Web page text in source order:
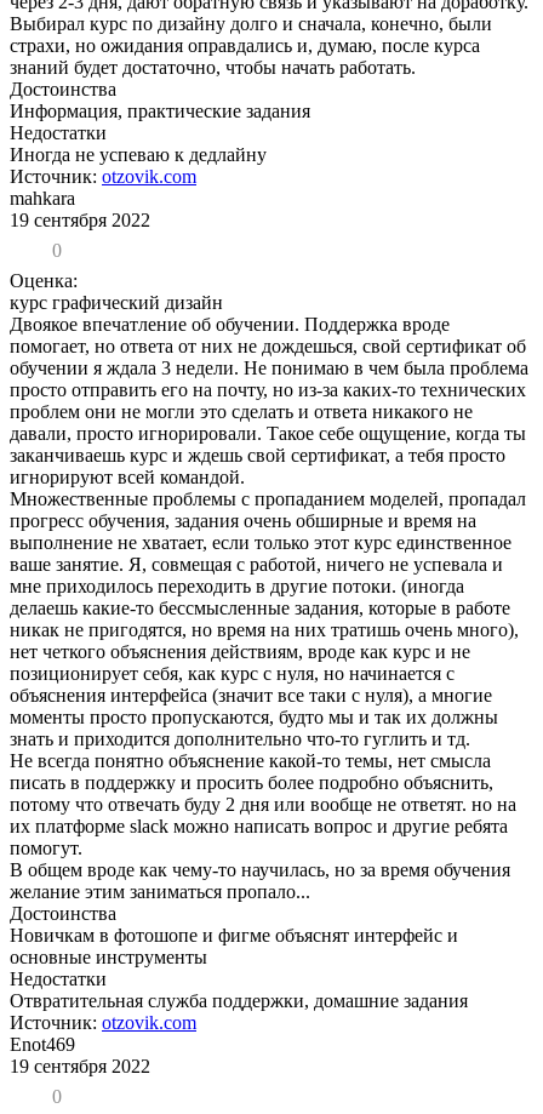
Выбирал курс по дизайну долго и сначала, конечно, были
страхи, но ожидания оправдались и, думаю, после курса
знаний будет достаточно, чтобы начать работать.
Достоинства
Информация, практические задания
Недостатки
Иногда не успеваю к дедлайну
Источник: otzovik.com
mahkara
19 сентября 2022
0
Оценка:
курс графический дизайн
Двоякое впечатление об обучении. Поддержка вроде
помогает, но ответа от них не дождешься, свой сертификат об
обучении я ждала 3 недели. Не понимаю в чем была проблема
просто отправить его на почту, но из-за каких-то технических
проблем они не могли это сделать и ответа никакого не
давали, просто игнорировали. Такое себе ощущение, когда ты
заканчиваешь курс и ждешь свой сертификат, а тебя просто
игнорируют всей командой.
Множественные проблемы с пропаданием моделей, пропадал
прогресс обучения, задания очень обширные и время на
выполнение не хватает, если только этот курс единственное
ваше занятие. Я, совмещая с работой, ничего не успевала и
мне приходилось переходить в другие потоки. (иногда
делаешь какие-то бессмысленные задания, которые в работе
никак не пригодятся, но время на них тратишь очень много),
нет четкого объяснения действиям, вроде как курс и не
позиционирует себя, как курс с нуля, но начинается с
объяснения интерфейса (значит все таки с нуля), а многие
моменты просто пропускаются, будто мы и так их должны
знать и приходится дополнительно что-то гуглить и тд.
Не всегда понятно объяснение какой-то темы, нет смысла
писать в поддержку и просить более подробно объяснить,
потому что отвечать буду 2 дня или вообще не ответят. но на
их платформе slack можно написать вопрос и другие ребята
помогут.
В общем вроде как чему-то научилась, но за время обучения
желание этим заниматься пропало...
Достоинства
Новичкам в фотошопе и фигме объяснят интерфейс и
основные инструменты
Недостатки
Отвратительная служба поддержки, домашние задания
Источник: otzovik.com
Enot469
19 сентября 2022
0